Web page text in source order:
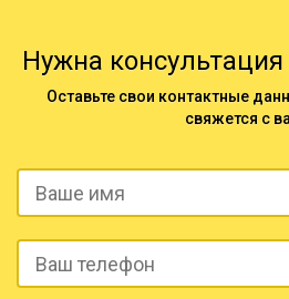
Нужна
Оставьте свои контактные
свяжется с